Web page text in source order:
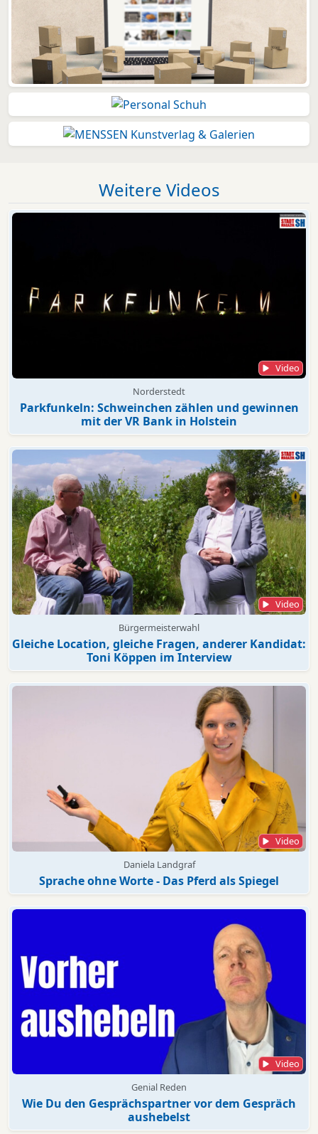
Weitere Videos
Video
Norderstedt
Parkfunkeln: Schweinchen zählen und gewinnen
mit der VR Bank in Holstein
Video
Bürgermeisterwahl
Gleiche Location, gleiche Fragen, anderer Kandidat:
Toni Köppen im Interview
Video
Daniela Landgraf
Sprache ohne Worte - Das Pferd als Spiegel
Video
Genial Reden
Wie Du den Gesprächspartner vor dem Gespräch
aushebelst